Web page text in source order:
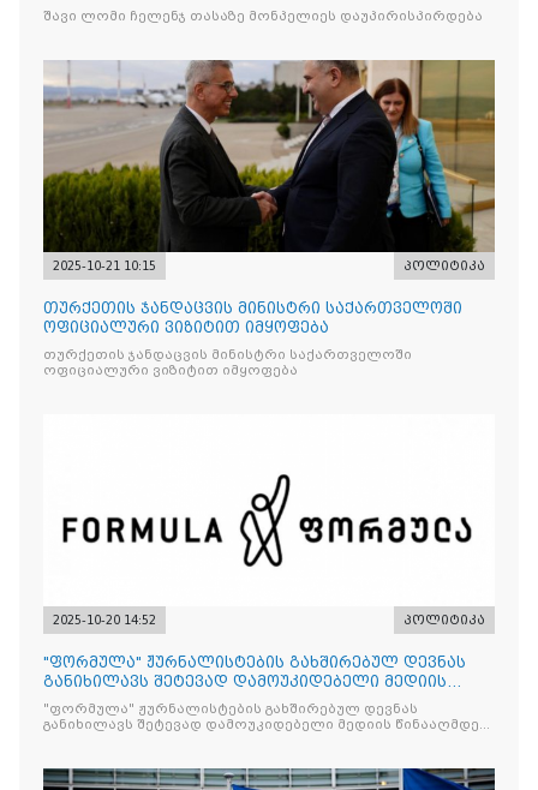
შავი ლომი ჩელენჯ თასაზე მონპელიეს დაუპირისპირდება
2025-10-21 10:15 პოლიტიკა
თურქეთის ჯანდაცვის მინისტრი საქართველოში
ოფიციალური ვიზიტით იმყოფება
თურქეთის ჯანდაცვის მინისტრი საქართველოში
ოფიციალური ვიზიტით იმყოფება
2025-10-20 14:52 პოლიტიკა
"ფორმულა" ჟურნალისტების გახშირებულ დევნას
განიხილავს შეტევად დამოუკიდებელი მედიის
წინააღმდ
"ფორმულა" ჟურნალისტების გახშირებულ დევნას
განიხილავს შეტევად დამოუკიდებელი მედიის წინააღმდეგ,